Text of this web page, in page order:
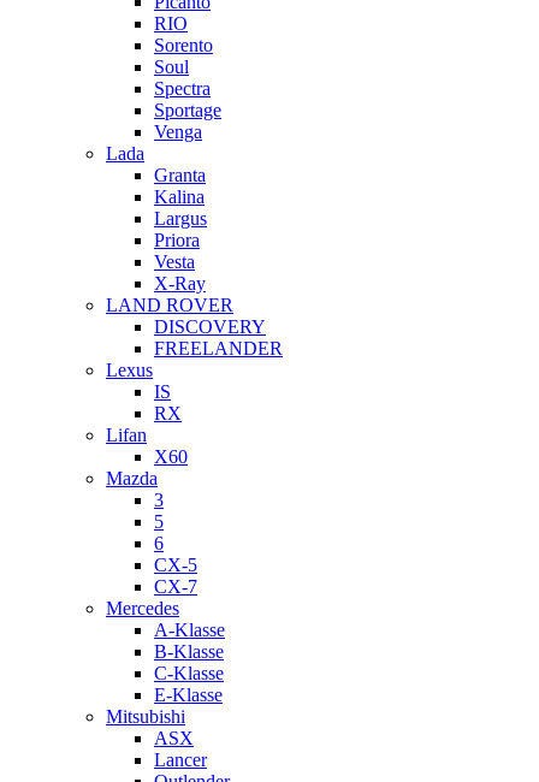
RIO
Sorento
Soul
Spectra
Sportage
Venga
Lada
Granta
Kalina
Largus
Priora
Vesta
X-Ray
LAND ROVER
DISCOVERY
FREELANDER
Lexus
IS
RX
Lifan
X60
Mazda
3
5
6
CX-5
CX-7
Mercedes
A-Klasse
B-Klasse
C-Klasse
E-Klasse
Mitsubishi
ASX
Lancer